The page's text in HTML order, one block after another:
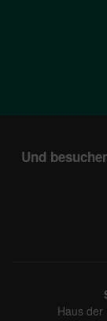
Und
Haus